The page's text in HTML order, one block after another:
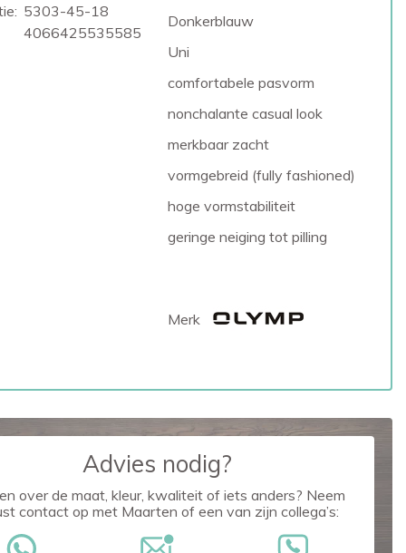
5303-45-18
4066425535585
Donkerblauw
Uni
comfortabele pasvorm
nonchalante casual look
merkbaar zacht
vormgebreid (fully fashioned)
hoge vormstabiliteit
geringe neiging tot pilling
Merk
Advies nodig?
over de maat, kleur, kwaliteit of iets anders? Neem
contact op met Maarten of een van zijn collega’s: